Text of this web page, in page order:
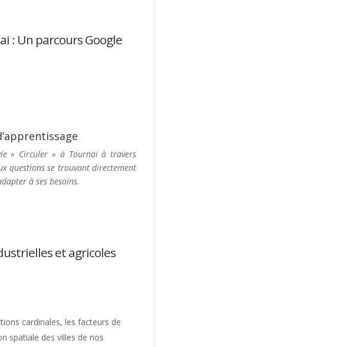
: Un parcours Google
« Circuler » à Tournai à travers
questions se trouvant directement
à ses besoins.
et agricoles
cardinales, les facteurs de
spatiale des villes de nos